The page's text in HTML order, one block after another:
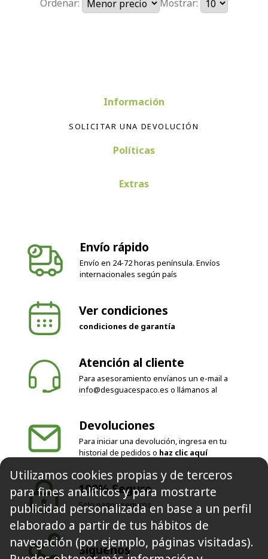
Ordenar: Mostrar:
Información
SOLICITAR UNA DEVOLUCIÓN
Envío rápido
Ver condiciones
Atención al cliente
Devoluciones
historial de pedidos o haz clic aquí
100% Seguro
Solo pagos seguros
Utilizamos cookies propias y de terceros
para fines analíticos y para mostrarte
publicidad personalizada en base a un perfil
elaborado a partir de tus hábitos de
navegación (por ejemplo, páginas visitadas).